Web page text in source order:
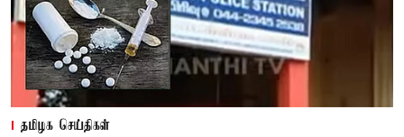
தமிழக செய்திகள்